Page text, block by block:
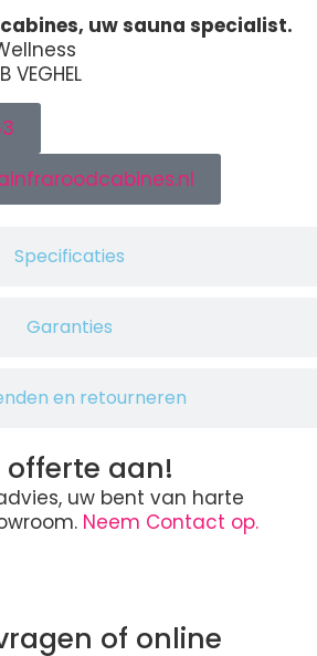
Specificaties
Garanties
en retourneren
uw sauna specialist.
offerte aan!
uw bent van harte
Neem Contact op.
of online